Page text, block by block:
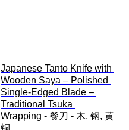
Japanese Tanto Knife with
Wooden Saya – Polished
Single-Edged Blade –
Traditional Tsuka
Wrapping - 餐刀 - 木, 钢, 黄